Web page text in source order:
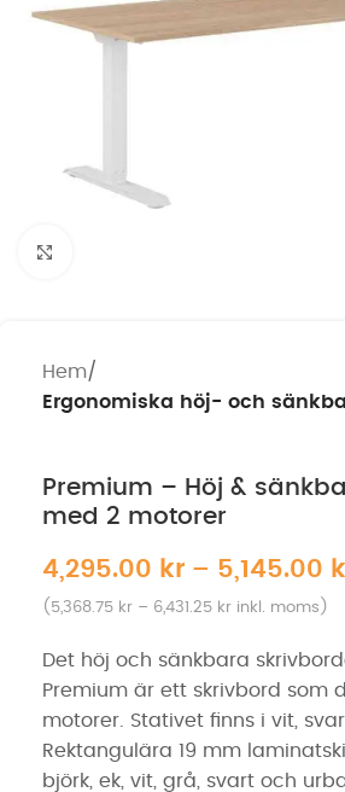
Hem
Ergonomiska höj- och
Premium – Höj &
med 2 motorer
4,295.00 kr – 5,145.00
( 5,368.75 kr – 6,431.25 kr inkl. moms)
Det höj och sänkbara
Premium är ett skrivbord som
motorer. Stativet finns i vit,
Rektangulära 19 mm
björk, ek, vit, grå, svart och